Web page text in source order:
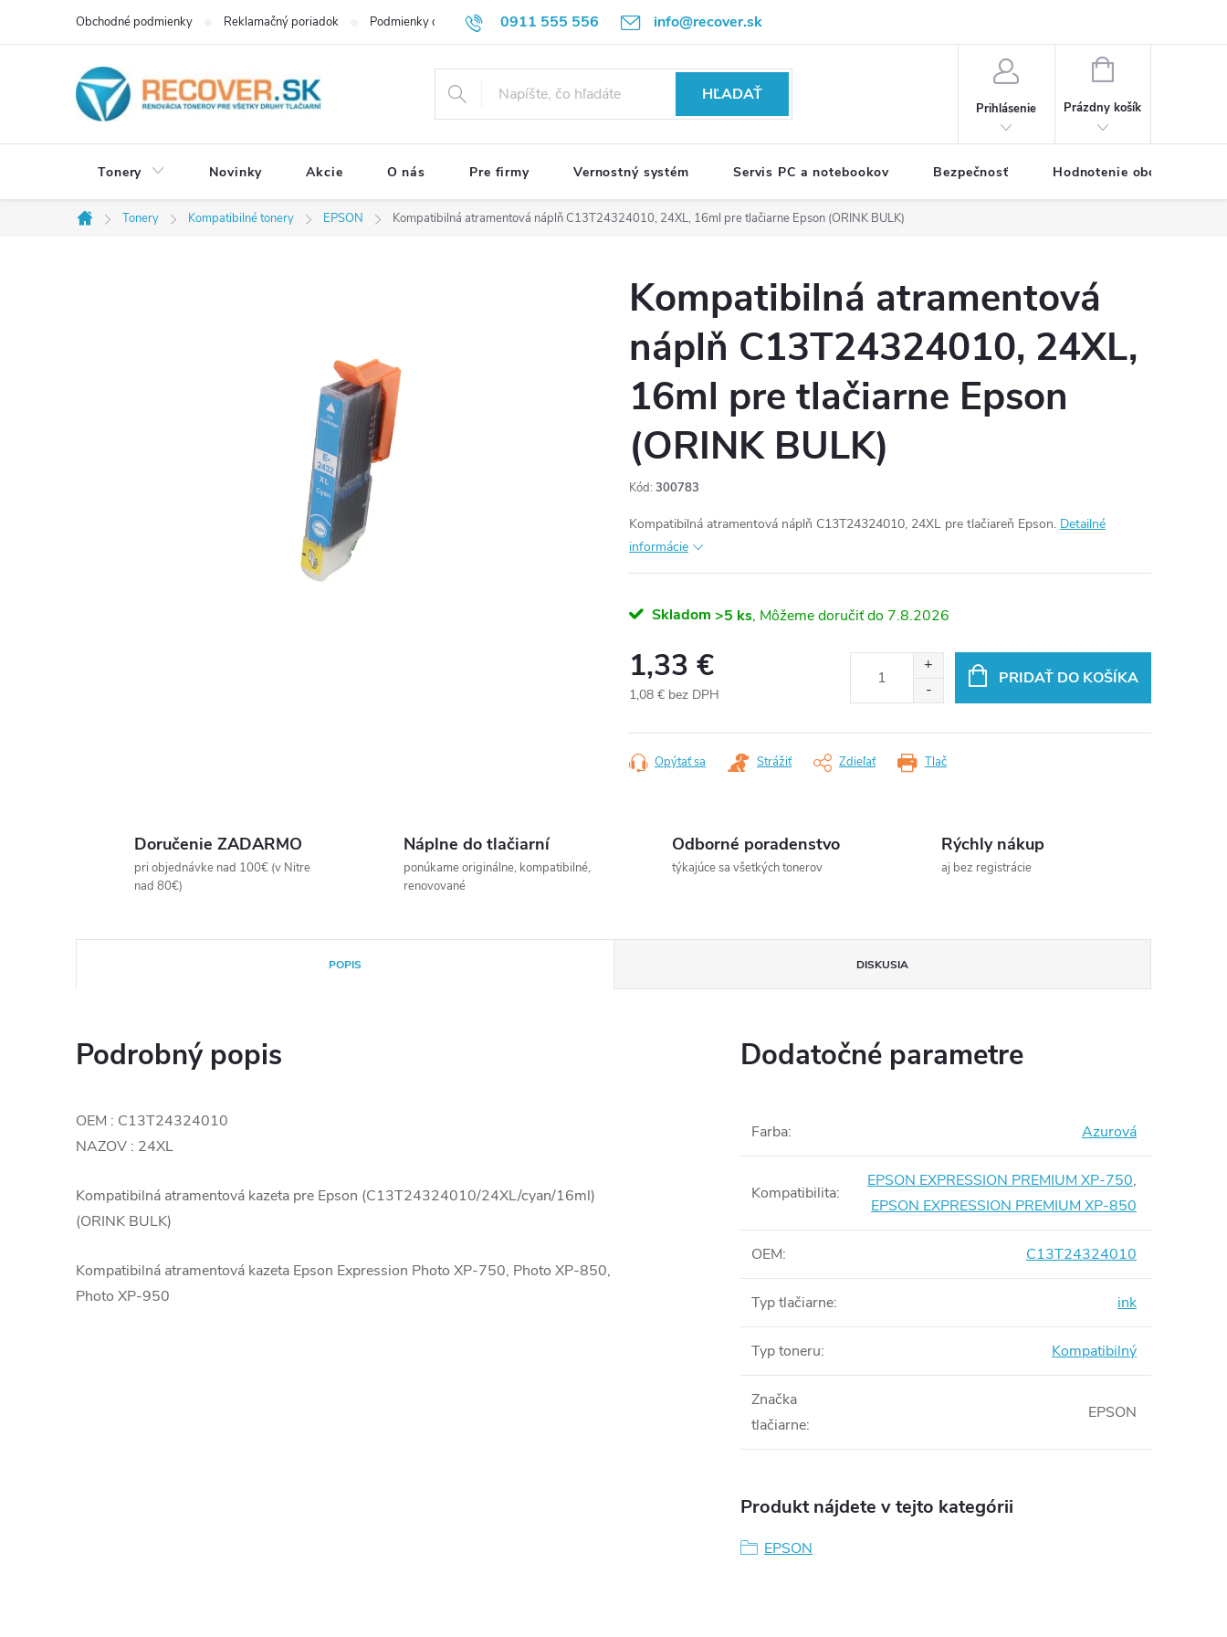
0911 555 556 info@recover.sk
Obchodné podmienky Reklamačný poriadok Podmienky ochrany osobných údajov Formulár na odstúpenie od zmluvy
HĽADAŤ
Prihlásenie
NÁKUPNÝ
Prázdny košík
Tonery Novinky Akcie O nás Pre firmy Vernostný systém Servis PC a notebookov Bezpečnosť Hodnotenie obchodu
Domov
Tonery Kompatibilné tonery EPSON Kompatibilná atramentová náplň C13T24324010, 24XL, 16ml pre tlačiarne Epson (ORINK BULK)
Kompatibilná atramentová
náplň C13T24324010, 24XL,
16ml pre tlačiarne Epson
(ORINK BULK)
Kód: 300783
Kompatibilná atramentová náplň C13T24324010, 24XL pre tlačiareň Epson. Detailné
informácie
Skladom >5 ks 7.8.2026
1,33 €
1,08 € bez DPH
cena:
PRIDAŤ DO KOŠÍKA
Tlač
Opýtať sa Strážiť Zdieľať
Doručenie ZADARMO
pri objednávke nad 100€ (v Nitre
nad 80€)
Náplne do tlačiarní
ponúkame originálne, kompatibilné,
renovované
Odborné poradenstvo
týkajúce sa všetkých tonerov
Rýchly nákup
aj bez registrácie
POPIS DISKUSIA
Podrobný popis
OEM : C13T24324010
NAZOV : 24XL
Kompatibilná atramentová kazeta pre Epson (C13T24324010/24XL/cyan/16ml)
(ORINK BULK)
Kompatibilná atramentová kazeta Epson Expression Photo XP-750, Photo XP-850,
Photo XP-950
Dodatočné parametre
Farba: Azurová
Kompatibilita:
EPSON EXPRESSION PREMIUM XP-750,
EPSON EXPRESSION PREMIUM XP-850
OEM: C13T24324010
Typ tlačiarne: ink
Typ toneru: Kompatibilný
Značka
tlačiarne:
EPSON
Produkt nájdete v tejto kategórii
EPSON